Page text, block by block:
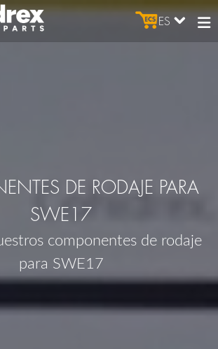
ES
DE RODAJE PARA
SWE17
componentes de rodaje
para SWE17